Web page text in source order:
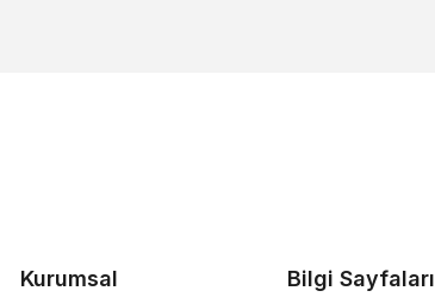
Kurumsal Bilgi Sayfaları